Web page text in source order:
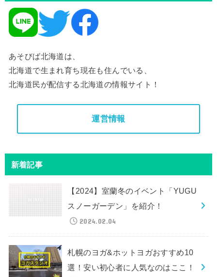
あそびば北海道は、
北海道で生まれ育ち現在も住んでいる、
北海道民が配信する北海道の情報サイト！
運営情報
新着記事
【2024】室蘭冬のイベント「YUGU
スノーガーデン」を紹介！
2024.02.04
札幌のヨガ&ホットヨガおすすめ10
選！安い初心者に人気なのはここ！